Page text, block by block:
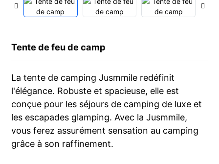
Tente de feu de camp
La tente de camping Jusmmile redéfinit
l'élégance. Robuste et spacieuse, elle est
conçue pour les séjours de camping de luxe et
les escapades glamping. Avec la Jusmmile,
vous ferez assurément sensation au camping
grâce à son raffinement.